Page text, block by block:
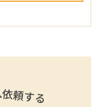
依頼する